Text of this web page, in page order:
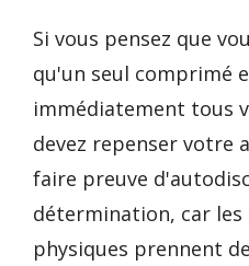
Si vous pensez que
qu'un seul comprimé
immédiatement tous
devez repenser votre
faire preuve
détermination, car les
physiques prennent